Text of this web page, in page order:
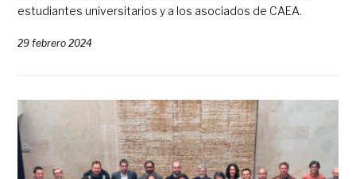
estudiantes universitarios y a los asociados de CAEA.
29 febrero 2024